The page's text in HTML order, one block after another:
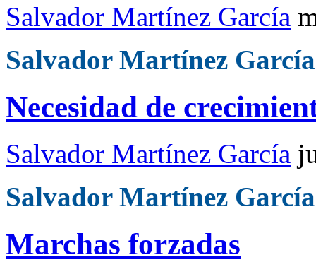
Salvador Martínez García
Salvador Martínez García
Necesidad de
Salvador Martínez García
Salvador Martínez García
Marchas forzadas